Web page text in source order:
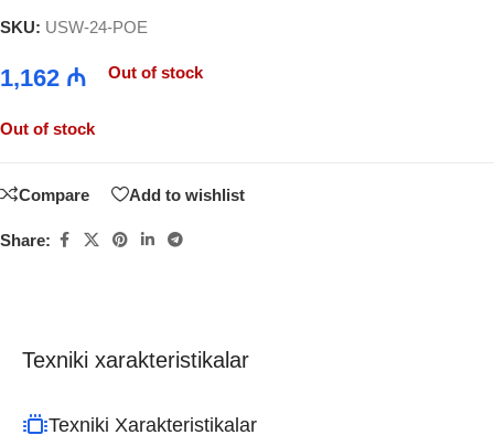
SKU: USW-24-POE
1,162 ₼ Out of stock
Out of stock
Compare Add to wishlist
Share:
Texniki xarakteristikalar
Texniki Xarakteristikalar